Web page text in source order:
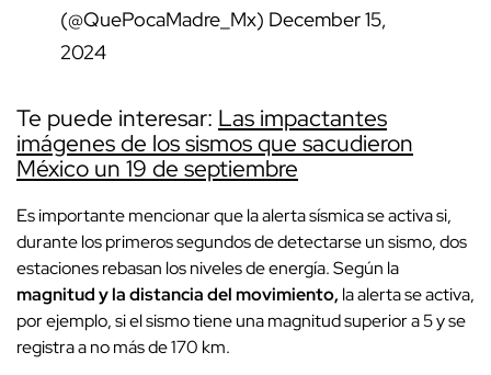
(@QuePocaMadre_Mx) December 15,
2024
Te puede interesar: Las impactantes
imágenes de los sismos que sacudieron
México un 19 de septiembre
Es importante mencionar que la alerta sísmica se activa si,
durante los primeros segundos de detectarse un sismo, dos
estaciones rebasan los niveles de energía. Según la
magnitud y la distancia del movimiento, la alerta se activa,
por ejemplo, si el sismo tiene una magnitud superior a 5 y se
registra a no más de 170 km.